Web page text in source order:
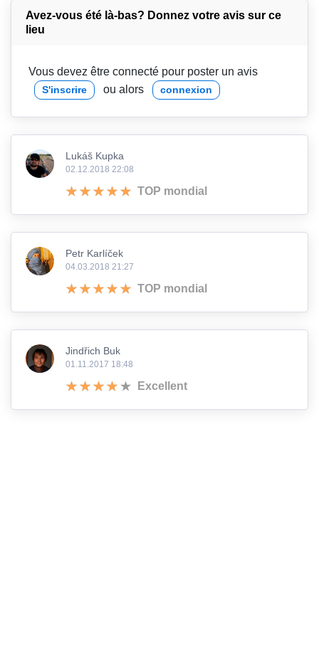
Avez-vous été là-bas? Donnez votre avis sur ce
lieu
Vous devez être connecté pour poster un avis
S'inscrire ou alors connexion
Lukáš Kupka
02.12.2018 22:08
TOP mondial
Petr Karlíček
04.03.2018 21:27
TOP mondial
Jindřich Buk
01.11.2017 18:48
Excellent